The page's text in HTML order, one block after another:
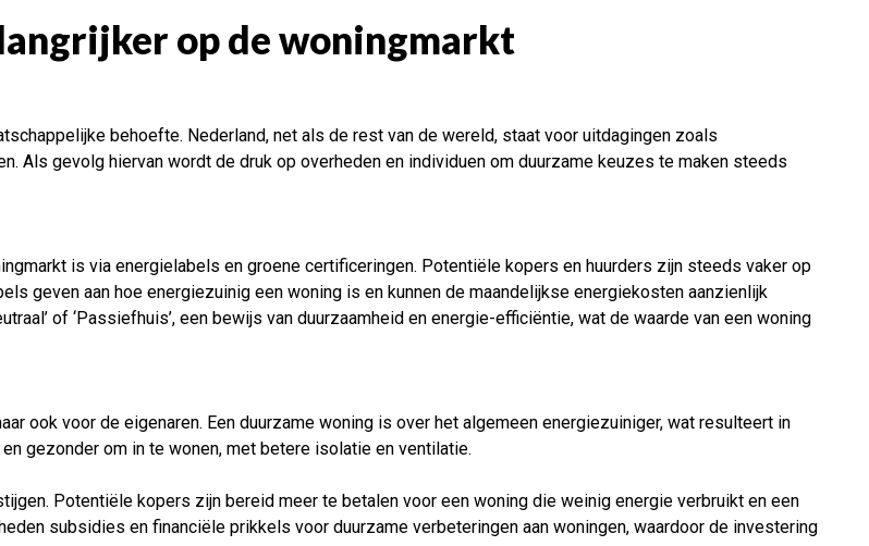
op de woningmarkt
behoefte. Nederland, net als de rest van de wereld, staat voor uitdagingen zoals
Als gevolg hiervan wordt de druk op overheden en individuen om duurzame keuzes te maken steeds
is via energielabels en groene certificeringen. Potentiële kopers en huurders zijn steeds vaker op
geven aan hoe energiezuinig een woning is en kunnen de maandelijkse energiekosten aanzienlijk
of ‘Passiefhuis’, een bewijs van duurzaamheid en energie-efficiëntie, wat de waarde van een woning
ook voor de eigenaren. Een duurzame woning is over het algemeen energiezuiniger, wat resulteert in
gezonder om in te wonen, met betere isolatie en ventilatie.
Potentiële kopers zijn bereid meer te betalen voor een woning die weinig energie verbruikt en een
subsidies en financiële prikkels voor duurzame verbeteringen aan woningen, waardoor de investering